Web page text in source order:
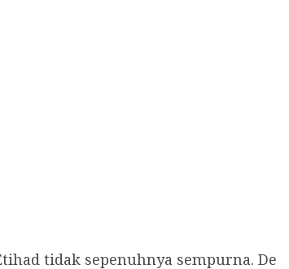
tidak sepenuhnya sempurna. De